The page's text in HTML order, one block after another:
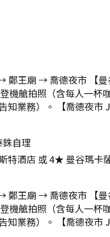
王廟 → 喬德夜市 【
機艙拍照（含每人一
知業務）。 【喬德夜
自理
特酒店 或 4★ 曼谷瑪卡
王廟 → 喬德夜市 【
機艙拍照（含每人一
知業務）。 【喬德夜